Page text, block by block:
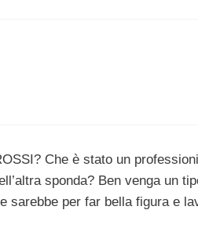
Che è stato un
sponda? Ben venga un
sarebbe per far bella figura e